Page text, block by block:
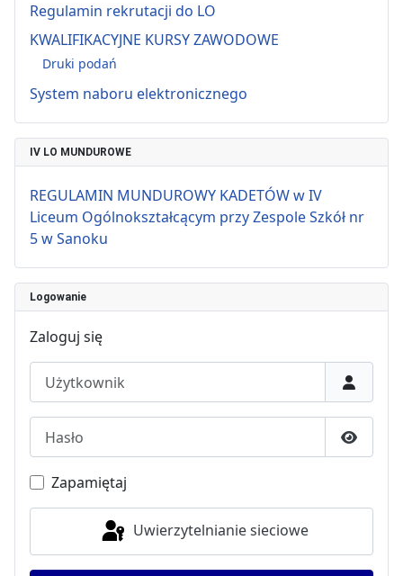
Regulamin rekrutacji do LO
KWALIFIKACYJNE KURSY ZAWODOWE
Druki podań
System naboru elektronicznego
IV LO MUNDUROWE
REGULAMIN MUNDUROWY KADETÓW w IV
Liceum Ogólnokształcącym przy Zespole Szkół nr
5 w Sanoku
Logowanie
Zaloguj się
Pokaż
Zapamiętaj
Uwierzytelnianie sieciowe